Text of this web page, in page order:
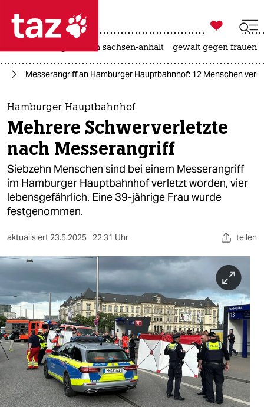
 taz zahl ich
taz zahl ich
themen
politik
öko
gesellschaft
kultur
sport
berlin
nord
wahrheit
verlag
verlag
veranstaltungen

taz zahl ich
landtagswahl in sachsen-anhalt gewalt gegen frauen
Messerangriff an Hamburger Hauptbahnhof: 12 Menschen
Hamburger Hauptbahnhof
Mehrere Schwerverletzte
nach Messerangriff
Siebzehn Menschen sind bei einem Messerangriff
im Hamburger Hauptbahnhof verletzt worden, vier
lebensgefährlich. Eine 39-jährige Frau wurde
festgenommen.
aktualisiert 23.5.2025 22:31 Uhr teilen